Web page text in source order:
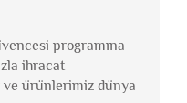
programına
ihracat
ve ürünlerimiz dünya